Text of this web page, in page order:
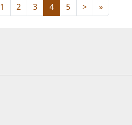
1 2 3 4 5 > »